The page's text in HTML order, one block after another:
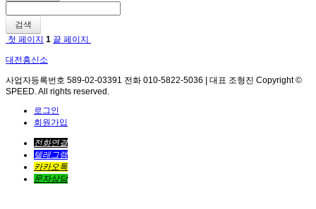
검색
첫 페이지 1 끝 페이지
대전흥신소
사업자등록번호 589-02-03391 전화 010-5822-5036 | 대표 조형진 Copyright ©
SPEED. All rights reserved.
로그인
회원가입
전화연결
텔레그램
카카오톡
문자상담